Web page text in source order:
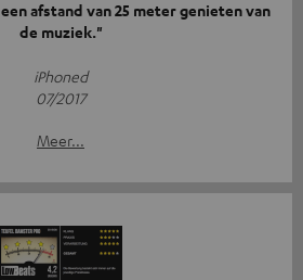
afstand van 25 meter genieten van
de muziek."
iPhoned
07/2017
Meer...